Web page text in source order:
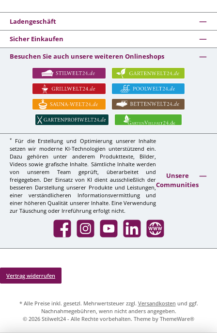
Ladengeschäft
Sicher Einkaufen
Besuchen Sie auch unsere weiteren Onlineshops
*
Für die Erstellung und Optimierung unserer Inhalte
setzen wir moderne KI-Technologien unterstützend ein.
Dazu gehören unter anderem Produkttexte, Bilder,
Videos sowie grafische Inhalte. Sämtliche Inhalte werden
von unserem Team geprüft, überarbeitet und
freigegeben. Der Einsatz von KI dient ausschließlich der
besseren Darstellung unserer Produkte und Leistungen,
einer verständlicheren Informationsvermittlung und
einer höheren Qualität unserer Inhalte. Eine Verwendung
zur Täuschung oder Irreführung erfolgt nicht.
Unsere
Communities
Facebook InstagramYouTube LinkedIn Website
Vertrag widerrufen
* Alle Preise inkl. gesetzl. Mehrwertsteuer zzgl. Versandkosten und ggf.
Nachnahmegebühren, wenn nicht anders angegeben.
© 2026 Stilwelt24 - Alle Rechte vorbehalten. Theme by ThemeWare®